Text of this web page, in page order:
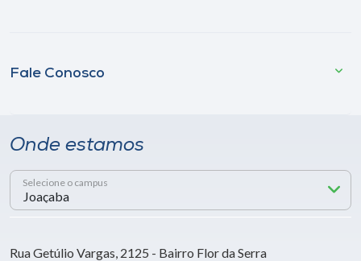
Fale Conosco
Onde estamos
Selecione o campus
Rua Getúlio Vargas, 2125 - Bairro Flor da Serra